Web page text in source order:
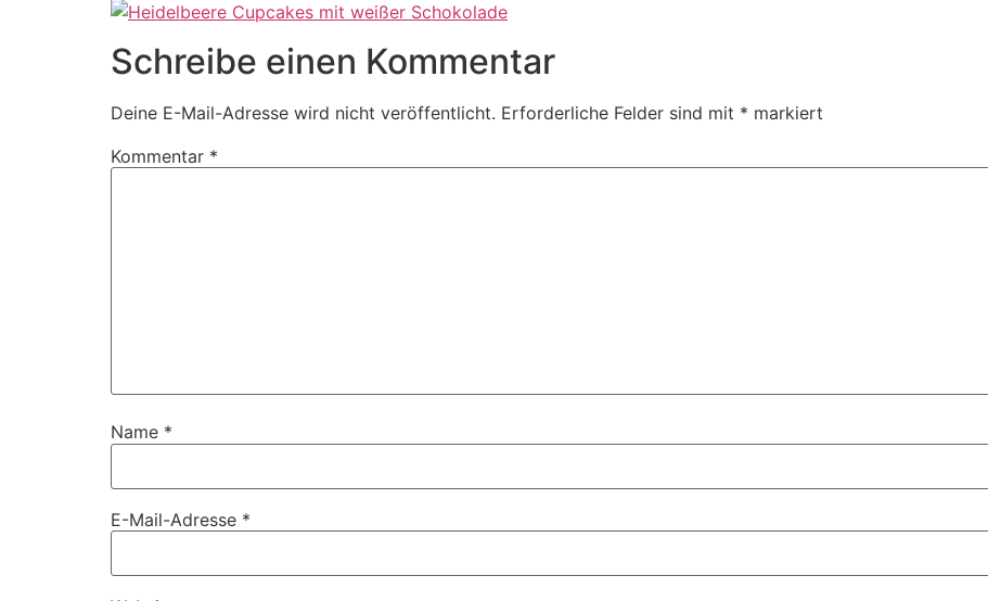
Schreibe einen Kommentar
Deine E-Mail-Adresse wird nicht veröffentlicht. Erforderliche Felder sind mit * markiert
Kommentar *
Name *
E-Mail-Adresse *